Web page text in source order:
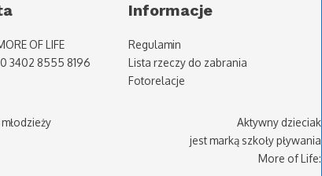
OF LIFE
3402 8555 8196
Informacje
Regulamin
Lista rzeczy do zabrania
Fotorelacje
Aktywny dzieciak
jest marką szkoły pływania
More of Life: